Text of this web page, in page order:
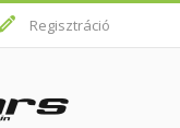
Regisztráció